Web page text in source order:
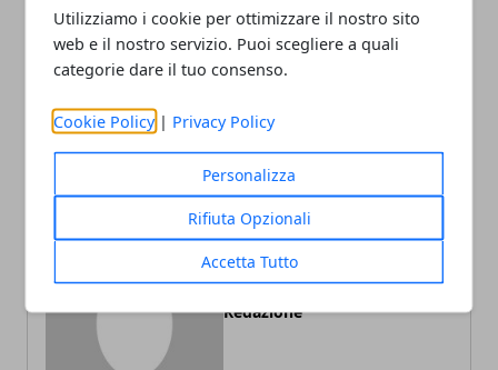
Utilizziamo i cookie per ottimizzare il nostro sito
web e il nostro servizio. Puoi scegliere a quali
categorie dare il tuo consenso.
Cookie Policy | Privacy Policy
Personalizza
Rifiuta Opzionali
Accetta Tutto
Articolo Precedente
esistenti
Redazione